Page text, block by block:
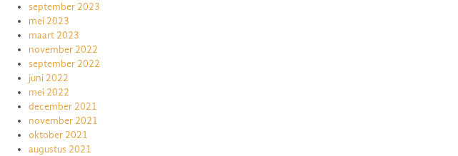
september 2023
mei 2023
maart 2023
november 2022
september 2022
juni 2022
mei 2022
december 2021
november 2021
oktober 2021
augustus 2021